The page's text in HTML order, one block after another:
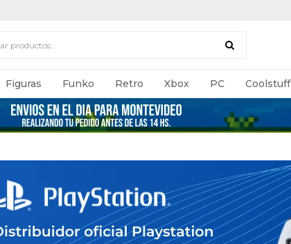
Figuras Funko Retro Xbox PC Coolstuff